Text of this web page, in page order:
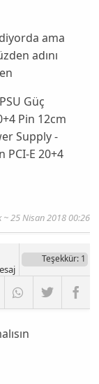
ama
adını
Güç
Pin 12cm
Supply -
PCI-E 20+4
~ 25 Nisan 2018 00:26
Teşekkür: 1